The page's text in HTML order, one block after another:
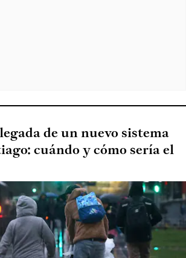
de un nuevo sistema
cuándo y cómo sería el